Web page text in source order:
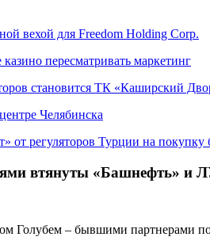
вехой для Freedom Holding Corp.
пересматривать маркетинг
становится ТК «Каширский
Челябинска
от регуляторов Турции на покупку
втянуты «Башнефть»
– бывшими партнерами